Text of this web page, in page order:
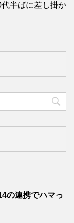
半ばに差し掛か
の連携でハマっ